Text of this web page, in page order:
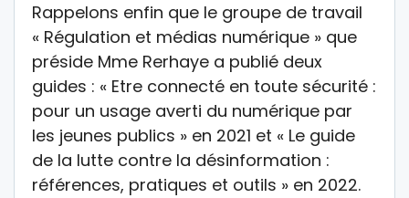
Rappelons enfin que le groupe de travail
« Régulation et médias numérique » que
préside Mme Rerhaye a publié deux
guides : « Etre connecté en toute sécurité :
pour un usage averti du numérique par
les jeunes publics » en 2021 et « Le guide
de la lutte contre la désinformation :
références, pratiques et outils » en 2022.